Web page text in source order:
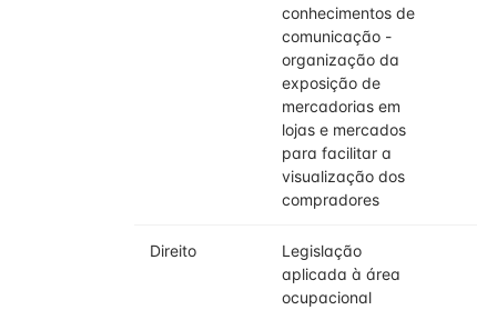
conhecimentos de
comunicação -
organização da
exposição de
mercadorias em
lojas e mercados
para facilitar a
visualização dos
compradores
Direito
Legislação
aplicada à área
ocupacional